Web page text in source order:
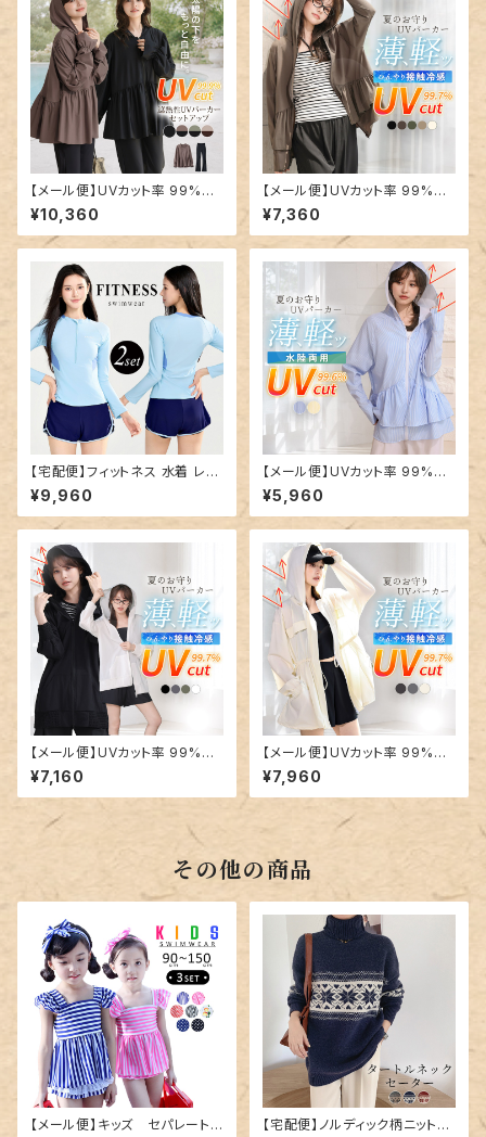
【メール便】UVカット率 99%以
上 UVパーカー ラッシュガード
レディース キャンディスリーブ
ペプラムフリル 速乾 2点セット
¥10,360
【メール便】UVカット率 99%以
上 UVパーカー ラッシュガード
レディース ペプラムフリル 接触
冷感 薄い 軽い／rashguard10
¥7,360
【宅配便】フィットネス 水着 レデ
ィース セパレート 大きいサイズ
／hys3365
¥9,960
【メール便】UVカット率 99%以
上 UVパーカー ラッシュガード
レディース ペプラムフリル 薄い
軽い／rashguard102
¥5,960
【メール便】UVカット率 99%以
上 UVパーカー ラッシュガード
レディース 接触冷感 体型カバ
ー 薄い 軽い／rashguard100
¥7,160
【メール便】UVカット率 99%以
上 UVパーカー ラッシュガード
レディース 接触冷感 スタンドネ
ック 薄い 軽い／rashguard09
¥7,960
その他の商品
【メール便】キッズ セパレート
【宅配便】ノルディック柄ニット／